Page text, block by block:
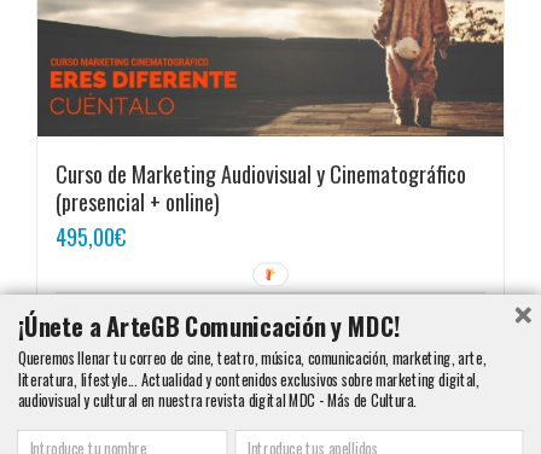
Curso de Marketing Audiovisual y Cinematográfico
(presencial + online)
495,00€
Añadir al carrito
¡Únete a ArteGB Comunicación y MDC!
Queremos llenar tu correo de cine, teatro, música, comunicación, marketing, arte,
literatura, lifestyle... Actualidad y contenidos exclusivos sobre marketing digital,
audiovisual y cultural en nuestra revista digital MDC - Más de Cultura.